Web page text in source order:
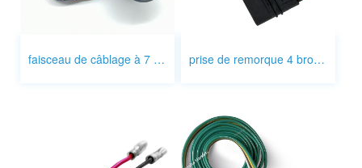
faisceau de câblage à 7 voies pour remorquage de remorque prise de remorque 4 broches